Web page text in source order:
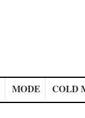
MODE COLD